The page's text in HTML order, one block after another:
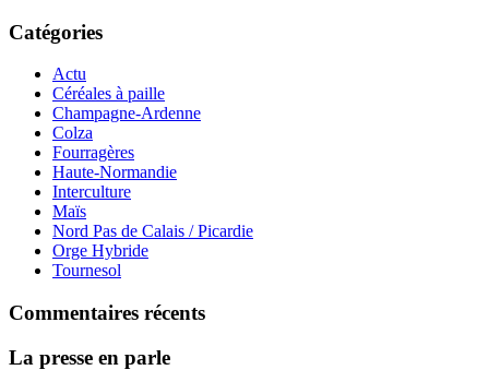
Catégories
Actu
Céréales à paille
Champagne-Ardenne
Colza
Fourragères
Haute-Normandie
Interculture
Maïs
Nord Pas de Calais / Picardie
Orge Hybride
Tournesol
Commentaires récents
La presse en parle